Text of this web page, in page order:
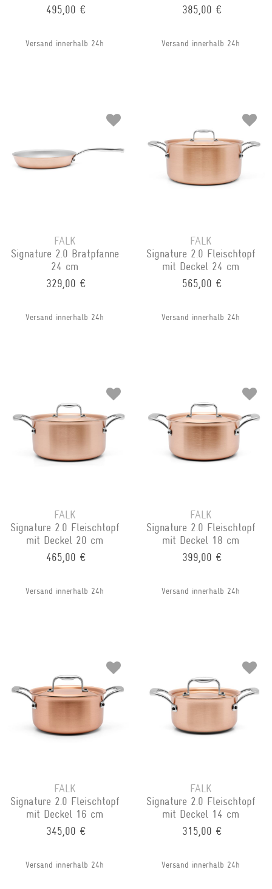
495,00 €
Versand innerhalb 24h
385,00 €
Versand innerhalb 24h
FALK
Signature 2.0 Bratpfanne
24 cm
329,00 €
Versand innerhalb 24h
FALK
Signature 2.0 Fleischtopf
mit Deckel 24 cm
565,00 €
Versand innerhalb 24h
FALK
Signature 2.0 Fleischtopf
mit Deckel 20 cm
465,00 €
Versand innerhalb 24h
FALK
Signature 2.0 Fleischtopf
mit Deckel 18 cm
399,00 €
Versand innerhalb 24h
FALK
Signature 2.0 Fleischtopf
mit Deckel 16 cm
345,00 €
Versand innerhalb 24h
FALK
Signature 2.0 Fleischtopf
mit Deckel 14 cm
315,00 €
Versand innerhalb 24h